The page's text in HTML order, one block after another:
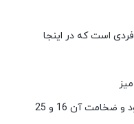
است که در اینجا
قطعات بدنه آن از جنس ام دی اف بود و ضخامت آن 16 و 25